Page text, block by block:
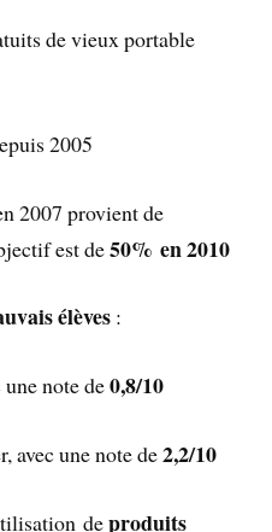
de vieux portable
2005
2007 provient de
est de50% en 2010
élèves :
une note de0,8/10
avec une note de2,2/10
deproduits